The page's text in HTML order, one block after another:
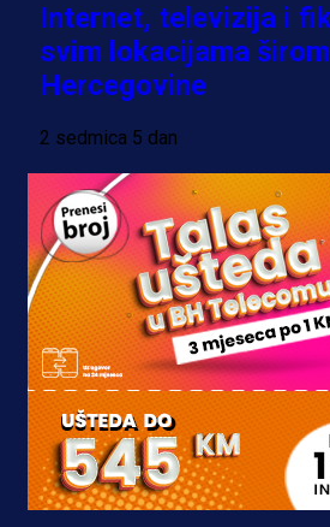
Internet, televizija i
svim lokacijama
Hercegovine
2 sedmica 5 dan